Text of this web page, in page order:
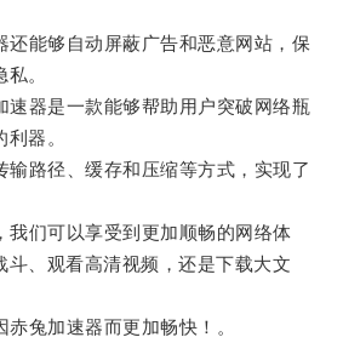
能够自动屏蔽广告和恶意网站，保
。
器是一款能够帮助用户突破网络瓶
器。
路径、缓存和压缩等方式，实现了
们可以享受到更加顺畅的网络体
斗、观看高清视频，还是下载大文
兔加速器而更加畅快！。